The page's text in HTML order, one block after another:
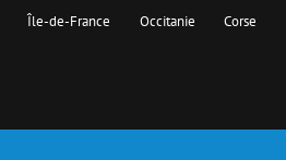
Île-de-France Occitanie Corse